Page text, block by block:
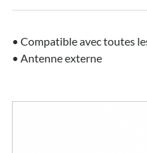
• Compatible avec toutes
• Antenne externe